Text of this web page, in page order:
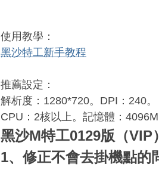
使用教學：
黑沙特工新手教程
推薦設定：
解析度：1280*720。DPI：240。
CPU：2核以上。記憶體：
黑沙M特工0129版（VIP
1、修正不會去掛機點的